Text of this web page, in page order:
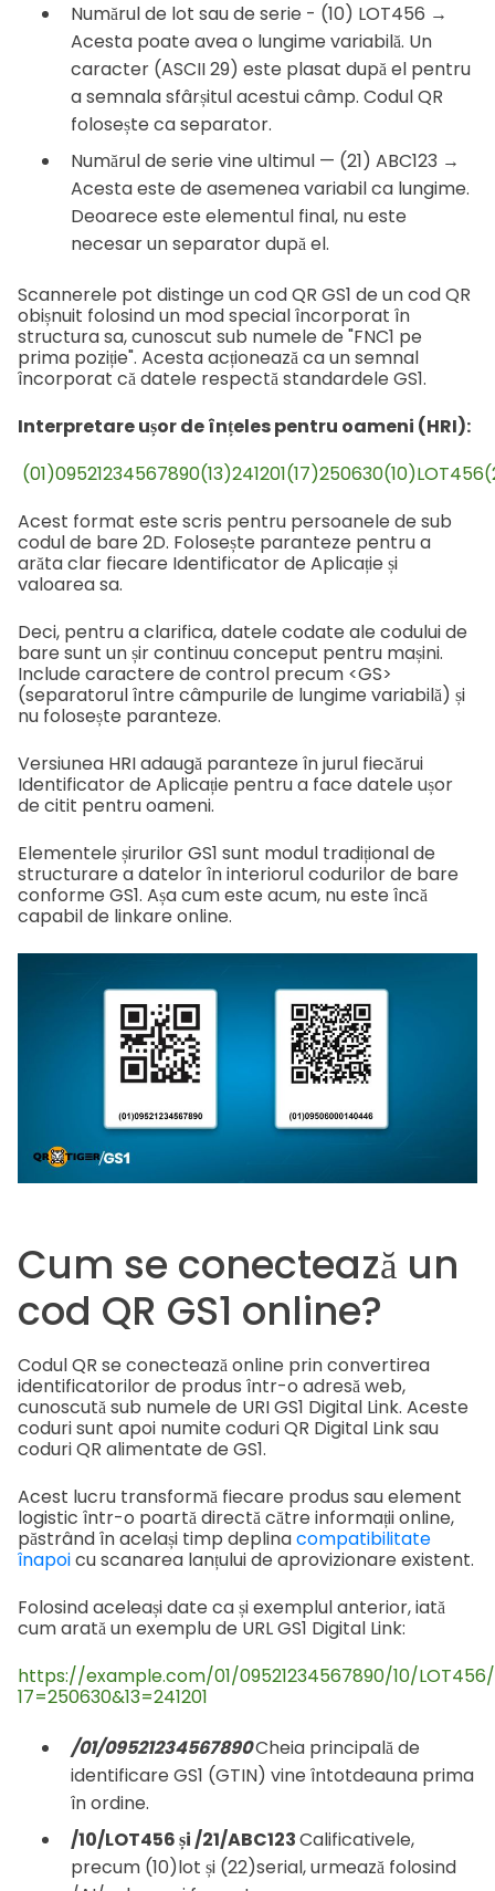
Numărul de lot sau de serie - (10) LOT456 →
Acesta poate avea o lungime variabilă. Un
caracter (ASCII 29) este plasat după el pentru
a semnala sfârșitul acestui câmp. Codul QR
folosește ca separator.
Numărul de serie vine ultimul — (21) ABC123 →
Acesta este de asemenea variabil ca lungime.
Deoarece este elementul final, nu este
necesar un separator după el.
Scannerele pot distinge un cod QR GS1 de un cod QR
obișnuit folosind un mod special încorporat în
structura sa, cunoscut sub numele de "FNC1 pe
prima poziție". Acesta acționează ca un semnal
încorporat că datele respectă standardele GS1.
Interpretare ușor de înțeles pentru oameni (HRI):
Acest format este scris pentru persoanele de sub
codul de bare 2D. Folosește paranteze pentru a
arăta clar fiecare Identificator de Aplicație și
valoarea sa.
Deci, pentru a clarifica, datele codate ale codului de
bare sunt un șir continuu conceput pentru mașini.
Include caractere de control precum <GS>
(separatorul între câmpurile de lungime variabilă) și
nu folosește paranteze.
Versiunea HRI adaugă paranteze în jurul fiecărui
Identificator de Aplicație pentru a face datele ușor
de citit pentru oameni.
Elementele șirurilor GS1 sunt modul tradițional de
structurare a datelor în interiorul codurilor de bare
conforme GS1. Așa cum este acum, nu este încă
capabil de linkare online.
Cum se conectează un
cod QR GS1 online?
Codul QR se conectează online prin convertirea
identificatorilor de produs într-o adresă web,
cunoscută sub numele de URI GS1 Digital Link. Aceste
coduri sunt apoi numite coduri QR Digital Link sau
coduri QR alimentate de GS1.
Acest lucru transformă fiecare produs sau element
logistic într-o poartă directă către informații online,
păstrând în același timp deplinacompatibilitate
înapoicu scanarea lanțului de aprovizionare existent.
Folosind aceleași date ca și exemplul anterior, iată
cum arată un exemplu de URL GS1 Digital Link:
https://example.com/01/09521234567890/10/LOT456/
17=250630&13=241201
/01/09521234567890Cheia principală de
identificare GS1 (GTIN) vine întotdeauna prima
în ordine.
/10/LOT456 și /21/ABC123Calificativele,
precum (10)lot și (22)serial, urmează folosind